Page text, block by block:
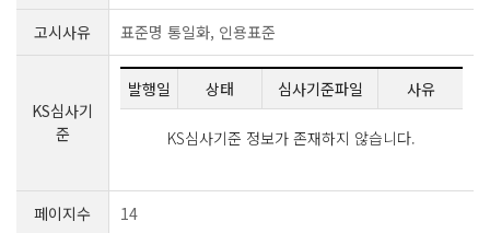
고시사유 표준명 통일화, 인용표준
KS심사기
준
발행일 상태 심사기준파일 사유
KS심사기준 정보가 존재하지 않습니다.
페이지수 14